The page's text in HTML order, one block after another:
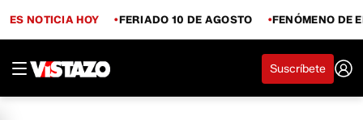
ES NOTICIA HOY FERIADO 10 DE AGOSTO FENÓMENO DE
Suscríbete